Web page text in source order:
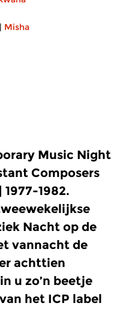
| Misha
Music Night
Composers
1977-1982.
Nacht op de
vannacht de
achttien
u zo’n beetje
het ICP label